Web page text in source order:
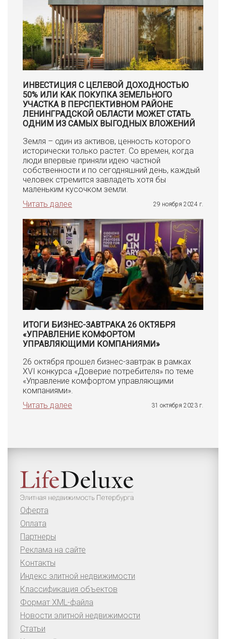
ИНВЕСТИЦИЯ С ЦЕЛЕВОЙ ДОХОДНОСТЬЮ
50% ИЛИ КАК ПОКУПКА ЗЕМЕЛЬНОГО
УЧАСТКА В ПЕРСПЕКТИВНОМ РАЙОНЕ
ЛЕНИНГРАДСКОЙ ОБЛАСТИ МОЖЕТ СТАТЬ
ОДНИМ ИЗ САМЫХ ВЫГОДНЫХ ВЛОЖЕНИЙ
Земля – один из активов, ценность которого
исторически только растет. Со времен, когда
люди впервые приняли идею частной
собственности и по сегодняшний день, каждый
человек стремится завладеть хотя бы
маленьким кусочком земли.
Читать далее
29 ноября 2024 г.
ИТОГИ БИЗНЕС-ЗАВТРАКА 26 ОКТЯБРЯ
«УПРАВЛЕНИЕ КОМФОРТОМ
УПРАВЛЯЮЩИМИ КОМПАНИЯМИ»
26 октября прошел бизнес-завтрак в рамках
XVI конкурса «Доверие потребителя» по теме
«Управление комфортом управляющими
компаниями».
Читать далее
31 октября 2023 г.
Оферта
Оплата
Партнеры
Реклама на сайте
Контакты
Индекс элитной недвижимости
Классификация объектов
Формат XML-файла
Новости элитной недвижимости
Статьи